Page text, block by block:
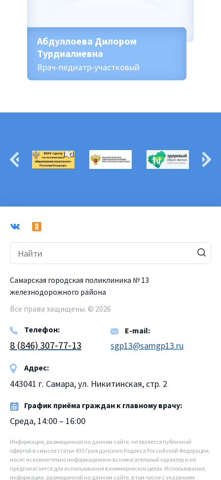
Абдуллоева Дилором
Турдиалиевна
Врач-педиатр-участковый
Самарская городская поликлиника № 13
железнодорожного района
Все права защищены. © 2026
Телефон:
8 (846) 307-77-13
E-mail:
sgp13@samgp13.ru
Адрес:
443041 г. Самара, ул. Никитинская, стр. 2
График приёма граждан к главному врачу:
Среда, 14:00 – 16:00
Информация, размещенная на данном сайте, не является публичной
офертой в смысле статьи 435 Гражданского Кодекса Российской Федерации,
носит исключительно информационно-вспомогательный характер и не
предполагается для использования в коммерческих целях. Использование,
информации, размещенной на данном сайте, в том числе с указанием